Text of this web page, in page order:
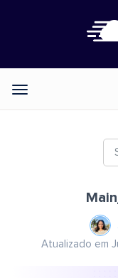
Categories
Atualizado em